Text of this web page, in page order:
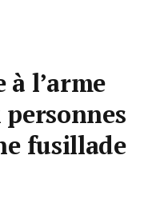
à l’arme
fusillade